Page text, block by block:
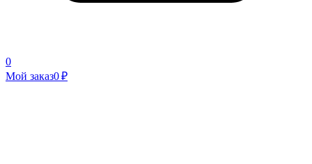
0
Мой заказ0 ₽